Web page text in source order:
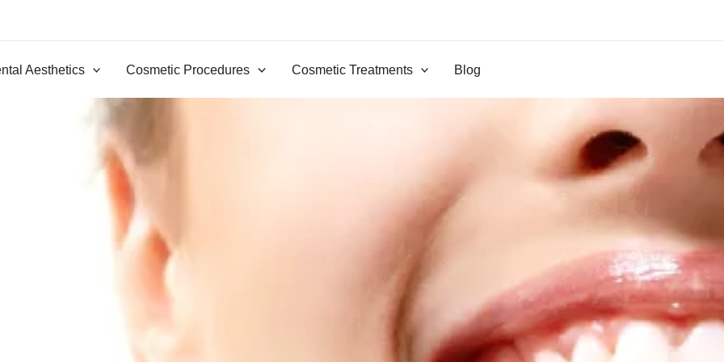
Aesthetics Cosmetic Procedures Cosmetic Treatments Blog